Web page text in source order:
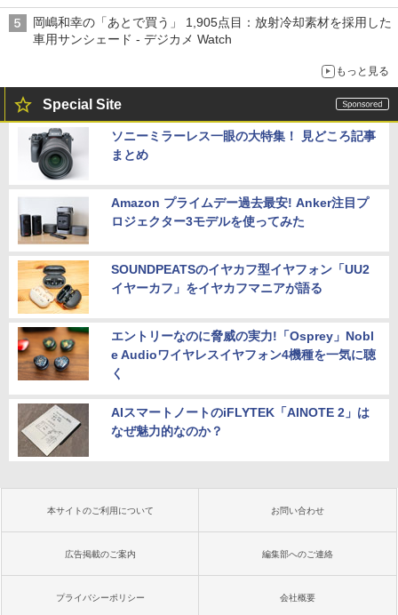
岡嶋和幸の「あとで買う」 1,905点目：放射冷却素材を採用した
車用サンシェード - デジカメ Watch
もっと見る
Special Site
ソニーミラーレス一眼の大特集！ 見どころ記事
まとめ
Amazon プライムデー過去最安! Anker注目プ
ロジェクター3モデルを使ってみた
SOUNDPEATSのイヤカフ型イヤフォン「UU2
イヤーカフ」をイヤカフマニアが語る
エントリーなのに脅威の実力!「Osprey」Nobl
e Audioワイヤレスイヤフォン4機種を一気に聴
く
AIスマートノートのiFLYTEK「AINOTE 2」は
なぜ魅力的なのか？
本サイトのご利用について お問い合わせ
広告掲載のご案内 編集部へのご連絡
プライバシーポリシー 会社概要